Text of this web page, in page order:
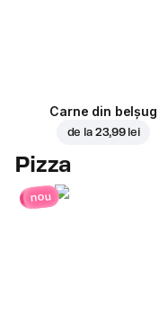
Carne din belșug
de la 23,99 lei
Pizza
nou